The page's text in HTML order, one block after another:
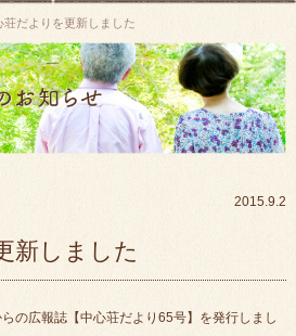
荘だよりを更新しました
2015.9.2
新しました
の広報誌【中心荘だより65号】を発行しまし